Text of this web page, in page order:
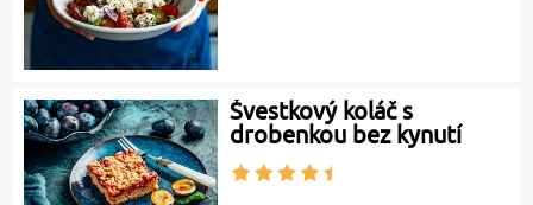
Švestkový koláč s
drobenkou bez kynutí